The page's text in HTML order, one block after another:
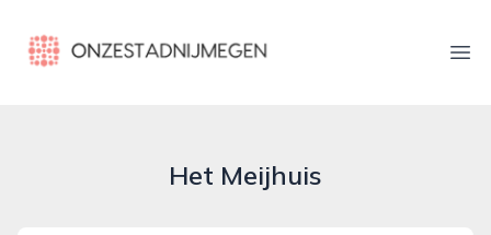
onzestadnijmegen.nl
Het Meijhuis